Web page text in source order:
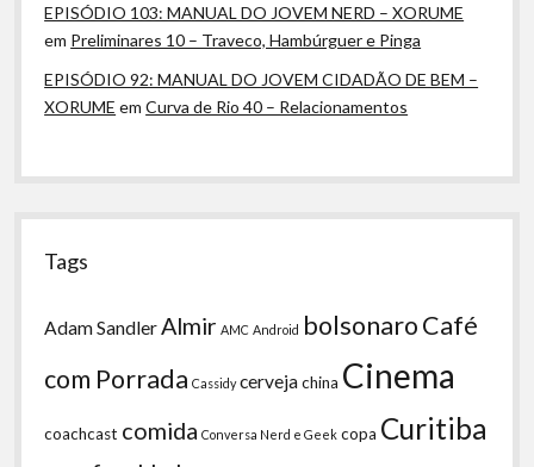
EPISÓDIO 103: MANUAL DO JOVEM NERD – XORUME
em Preliminares 10 – Traveco, Hambúrguer e Pinga
EPISÓDIO 92: MANUAL DO JOVEM CIDADÃO DE BEM –
XORUME emCurva de Rio 40 – Relacionamentos
Tags
Adam Sandler Almir AMC Android bolsonaroCafé
com Porrada Cassidy cervejachina Cinema
coachcast comida Conversa Nerd e Geek copa Curitiba